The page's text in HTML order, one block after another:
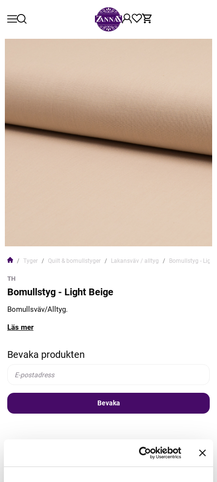
Tyger Quilt & bomullstyger Lakansväv / alltyg Bomullstyg - Light
TH
Bomullstyg - Light Beige
Bomullsväv/Alltyg.
Läs mer
Bevaka produkten
Bevaka